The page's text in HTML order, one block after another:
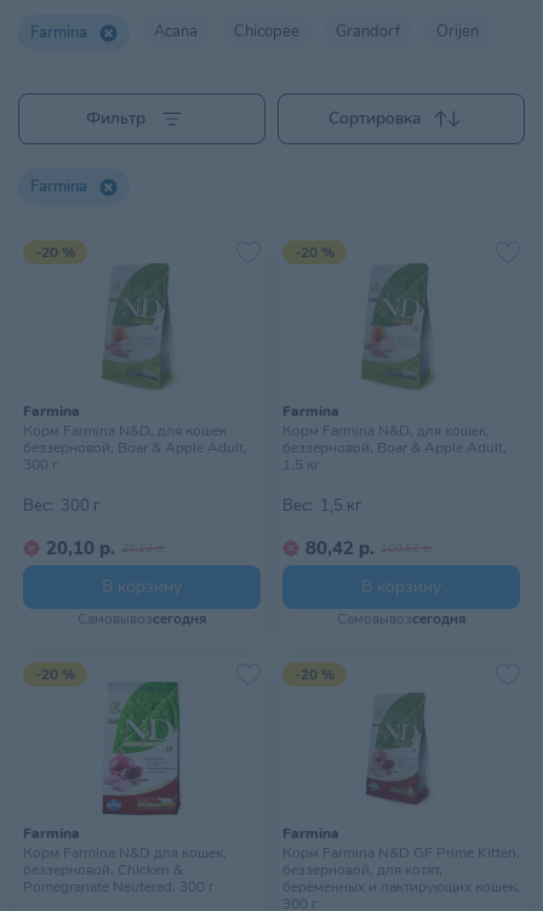
Farmina Acana Chicopee Grandorf Orijen
Фильтр Сортировка
Farmina
-20 %
Farmina
Корм Farmina N&D, для кошек
беззерновой, Boar & Apple Adult,
300 г
Вес: 300 г
20,10 р. 25,12 р.
В корзину
Самовывозсегодня
-20 %
Farmina
Корм Farmina N&D, для кошек,
беззерновой, Boar & Apple Adult,
1,5 кг
Вес: 1,5 кг
80,42 р. 100,52 р.
В корзину
Самовывозсегодня
-20 %
Farmina
Корм Farmina N&D для кошек,
беззерновой, Chicken &
Pomegranate Neutered, 300 г
-20 %
Farmina
Корм Farmina N&D GF Prime Kitten,
беззерновой, для котят,
беременных и лактирующих кошек,
300 г